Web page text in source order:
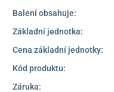
Balení obsahuje:
Základní jednotka:
Cena základní jednotky:
Kód produktu:
Záruka: